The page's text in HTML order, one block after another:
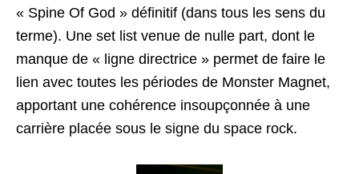
« Spine Of God » définitif (dans tous les sens du
terme). Une set list venue de nulle part, dont le
manque de « ligne directrice » permet de faire le
lien avec toutes les périodes de Monster Magnet,
apportant une cohérence insoupçonnée à une
carrière placée sous le signe du space rock.